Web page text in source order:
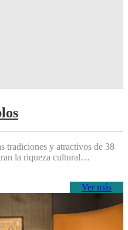
tradiciones y atractivos de 38
la riqueza cultural…
Ver más